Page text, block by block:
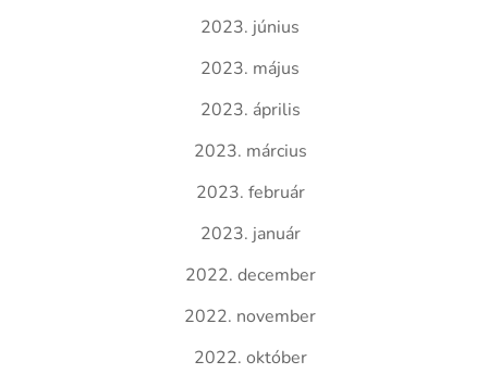
2023. június
2023. május
2023. április
2023. március
2023. február
2023. január
2022. december
2022. november
2022. október